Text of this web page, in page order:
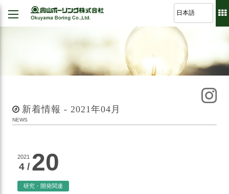
我が社の大悲願
代表挨拶
会社概要
地すべり防止工事
さく井工事
グラウト工事
軟弱地盤解析
道路河川/構造物設計
R&D 論文集
波形集水パイプ
新着情報 - 2021年04月
NEWS
2021
4 / 20
研究・開発関連